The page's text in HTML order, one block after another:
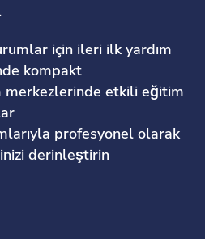
için ileri ilk yardım
kompakt
merkezlerinde etkili eğitim
profesyonel olarak
derinleştirin